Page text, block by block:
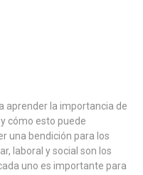
aprender la importancia de
cómo esto puede
una bendición para los
laboral y social son los
uno es importante para